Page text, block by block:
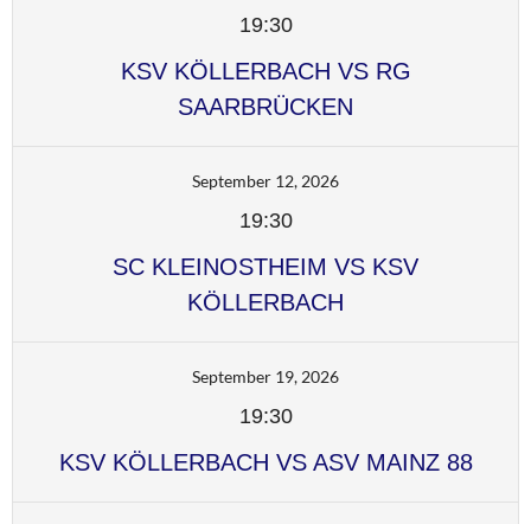
19:30
KSV KÖLLERBACH VS RG
SAARBRÜCKEN
September 12, 2026
19:30
SC KLEINOSTHEIM VS KSV
KÖLLERBACH
September 19, 2026
19:30
KSV KÖLLERBACH VS ASV MAINZ 88